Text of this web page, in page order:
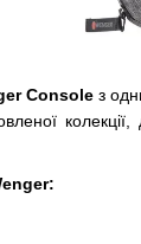
Console з